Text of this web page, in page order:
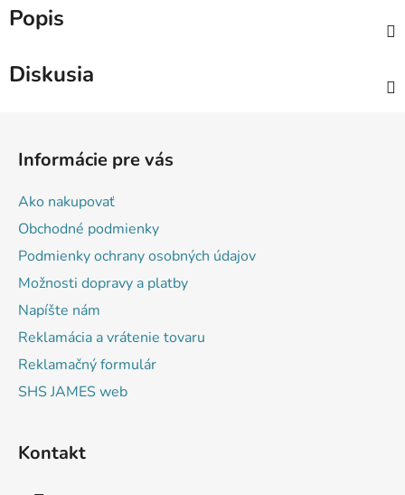
Popis
Diskusia
Informácie pre vás
Ako nakupovať
Obchodné podmienky
Podmienky ochrany osobných údajov
Možnosti dopravy a platby
Napíšte nám
Reklamácia a vrátenie tovaru
Reklamačný formulár
SHS JAMES web
Kontakt